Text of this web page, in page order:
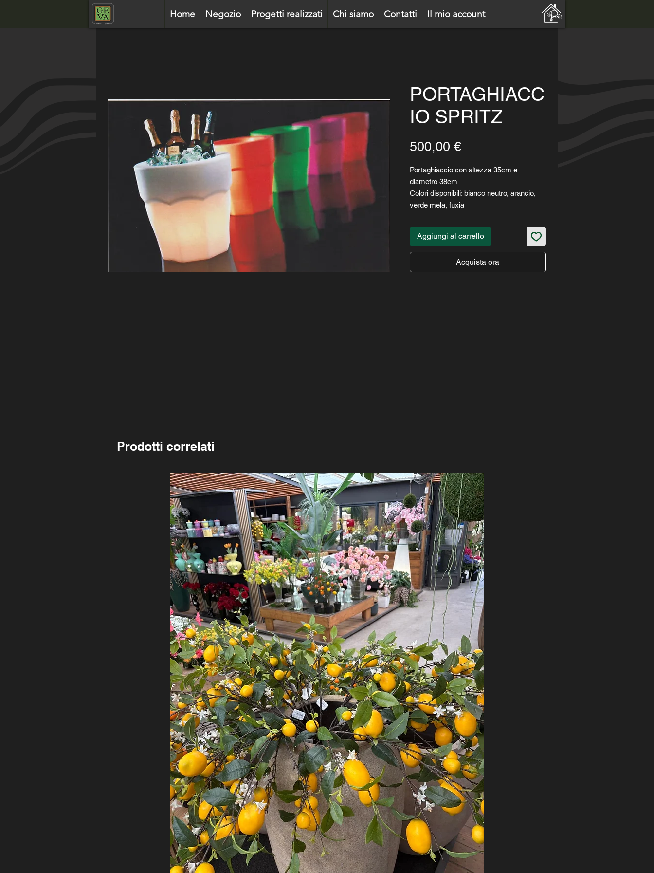
Home Negozio Progetti realizzati Chi siamo Contatti Il mio account
PORTAGHIACC
IO SPRITZ
500,00 €Prezzo
Portaghiaccio con altezza 35cm e
diametro 38cm
Colori disponibili: bianco neutro, arancio,
verde mela, fuxia
Aggiungi al carrello
Acquista ora
Prodotti correlati